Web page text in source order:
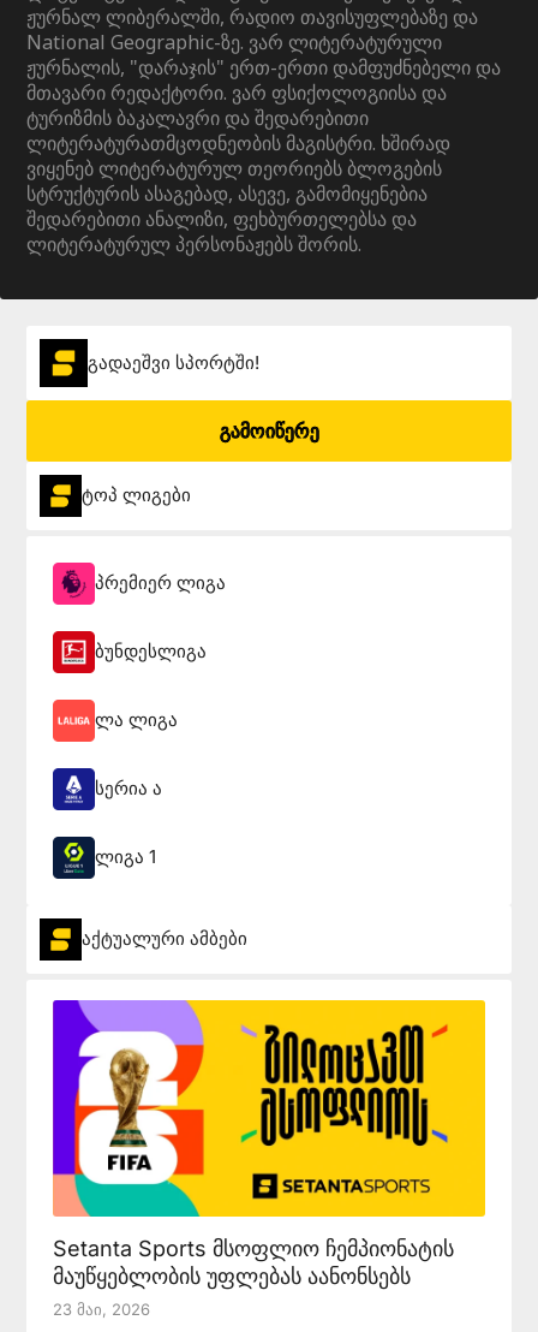
ჟურნალ ლიბერალში, რადიო თავისუფლებაზე და
National Geographic-ზე. ვარ ლიტერატურული
ჟურნალის, "დარაჯის" ერთ-ერთი დამფუძნებელი და
მთავარი რედაქტორი. ვარ ფსიქოლოგიისა და
ტურიზმის ბაკალავრი და შედარებითი
ლიტერატურათმცოდნეობის მაგისტრი. ხშირად
ვიყენებ ლიტერატურულ თეორიებს ბლოგების
სტრუქტურის ასაგებად, ასევე, გამომიყენებია
შედარებითი ანალიზი, ფეხბურთელებსა და
ლიტერატურულ პერსონაჟებს შორის.
გადაეშვი სპორტში!
გამოიწერე
ტოპ ლიგები
პრემიერ ლიგა
ბუნდესლიგა
ლა ლიგა
სერია ა
ლიგა 1
აქტუალური ამბები
Setanta Sports მსოფლიო ჩემპიონატის
მაუწყებლობის უფლებას აანონსებს
23 Მაი, 2026